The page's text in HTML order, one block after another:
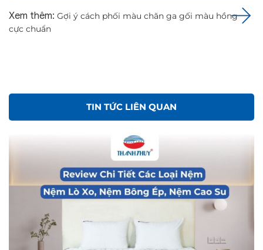
Xem thêm: Gợi ý cách phối màu chăn ga gối màu hồng
cực chuẩn
TIN TỨC LIÊN QUAN